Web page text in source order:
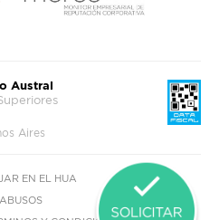
Austral
Aires
EN EL HUA